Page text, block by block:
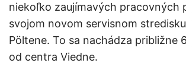
niekoľko zaujímavých pracovných
svojom novom servisnom
Pöltene. To sa nachádza približne
od centra Viedne.